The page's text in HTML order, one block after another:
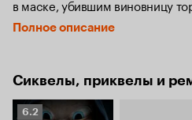
в маске, убившим виновницу
преподнесла имениннице
жизней. И теперь у девушки
Полное описание
Сиквелы, приквелы и
Рейтинг
6.2